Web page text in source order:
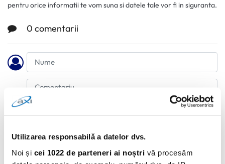
Utilizarea responsabilă a datelor dvs.
Noi și cei 1022 de parteneri ai noștri vă procesăm
pentru orice informatii te vom suna si datele tale vor fi in siguranta.
0 comentarii
Adauga Comentariu